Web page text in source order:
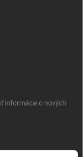
informácie o nových